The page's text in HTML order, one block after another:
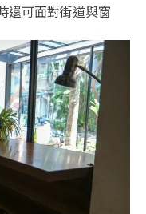
還可面對街道與窗